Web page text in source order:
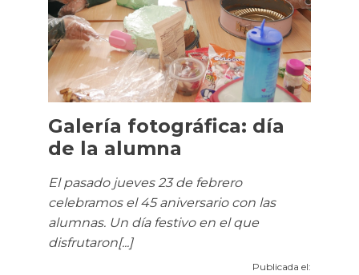
Galería fotográfica: día
de la alumna
El pasado jueves 23 de febrero
celebramos el 45 aniversario con las
alumnas. Un día festivo en el que
disfrutaron[...]
Publicada el: